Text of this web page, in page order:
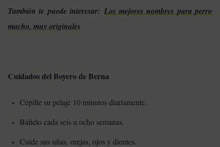
También te puede interesar: Los mejores nombres para perro
macho, muy originales
Cuidados del Boyero de Berna
Cepille su pelaje 10 minutos diariamente.
Báñelo cada seis u ocho semanas.
Cuide sus uñas, orejas, ojos y dientes.